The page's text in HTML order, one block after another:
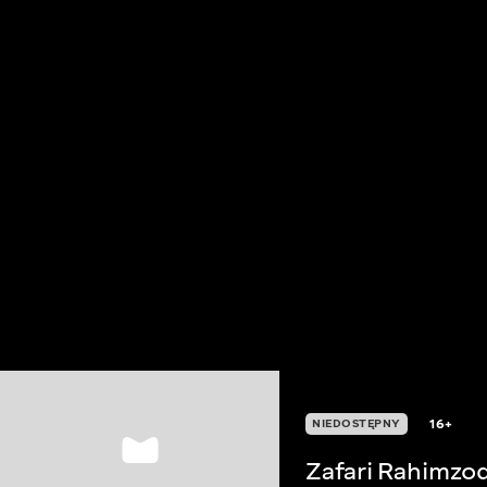
NIEDOSTĘPNY 16+
Zafari